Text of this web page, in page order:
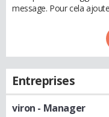
message. Pour cela
Entreprises
viron - Manager